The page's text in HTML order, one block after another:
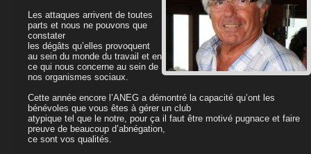
Les attaques arrivent de toutes
parts et nous ne pouvons que
constater
les dégâts qu’elles provoquent
au sein du monde du travail et en
ce qui nous concerne au sein de
nos organismes sociaux.
Cette année encore l’ANEG a démontré la capacité qu’ont les
bénévoles que vous êtes à gérer un club
atypique tel que le notre, pour ça il faut être motivé pugnace et faire
preuve de beaucoup d’abnégation,
ce sont vos qualités.